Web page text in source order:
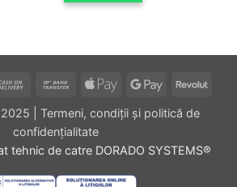
Cash
Delivery
Bank
Apple
Google
Termeni, condiții și politică de
confidențialitate
tehnic de catre DORADO SYSTEMS®